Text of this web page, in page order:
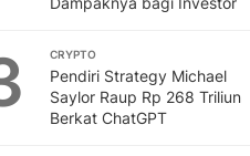
CRYPTO
Pendiri Strategy Michael
Saylor Raup Rp 268 Triliun
Berkat ChatGPT